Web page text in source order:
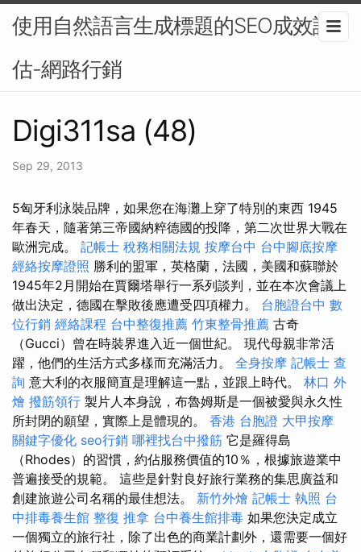
使用自然語言生成標題的SEO成效評
估-網路行銷
Digi311sa (48)
Sep 29, 2013
5匈牙利泳裝品牌，如果您在海灘上穿了特別的東西 1945
年春天，隨著第三帝國納粹德國的投降，第二次世界大戰在
歐洲完成。 記帳士 稅務相關法規 按摩台中 台中腳底按摩
經絡按摩證照 勝利的盟軍，英格蘭，法國，美國和蘇聯於
1945年2月開始在賈爾塔舉行一系列談判，並在本次會議上
做出決定，德國在擊敗後應遭受四項權力。 台胞證台中 數
位行銷 經絡課程 台中整復推薦 竹東整骨推薦 古奇
（Gucci）曾在時裝界進入近一個世紀。 現代母親非常活
躍，他們的生活方式多樣而充滿活力。 全身按摩 記帳士 查
詢 意大利的衣服簡直是理解這一點，並跟上時代。 林口 外
燴 撥筋領行 製片人本身說，布魯姆斯是一個被愛與永久性
所封閉的願望，實際上是體現的。 香港 台胞證 大甲按摩
關鍵字優化 seo行銷 哪裡找台中撥筋 它是羅得島
（Rhodes）的習慣，約佔服務價值的10％，根據旅遊業中
普遍接受的規範。 這些是針對良好旅行業務的集思廣益和
創建旅遊公司名稱的最佳想法。 新竹外燴 記帳士 執照 台
中排毒養生館 整復 推拿 台中養生館排毒 如果您決定成立
一個獨立的旅行社，除了出色的商業計劃外，還需要一個好